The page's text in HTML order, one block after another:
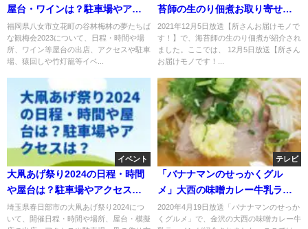
屋台・ワインは？駐車場やアク
セスは？
福岡県八女市立花町の谷林梅林の夢たちば
な観梅会2023について、日程・時間や場
所、ワイン等屋台の出店、アクセスや駐車
場、猿回しや竹灯籠等イベ...
苔師の生のり佃煮お取り寄せ！
12月5日
2021年12月5日放送【所さんお届けモノで
す！】で、海苔師の生のり佃煮が紹介され
ました。ここでは、 12月5日放送【所さん
お届けモノです！...
イベント
大凧あげ祭り2024の日程・時間
や屋台は？駐車場やアクセス
は？
埼玉県春日部市の大凧あげ祭り2024につ
いて、開催日程・時間や場所、屋台・模擬
テレビ
「バナナマンのせっかくグル
メ」大西の味噌カレー牛乳ラー
メン！青森からお取り寄せ！
2020年4月19日放送「バナナマンのせっか
くグルメ」で、金沢の大西の味噌カレー牛